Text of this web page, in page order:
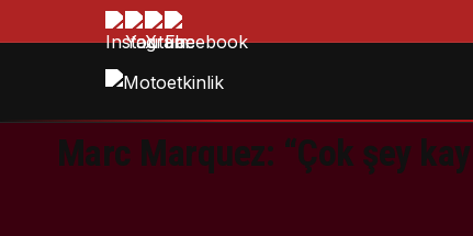
Marc Marquez: “Çok şey